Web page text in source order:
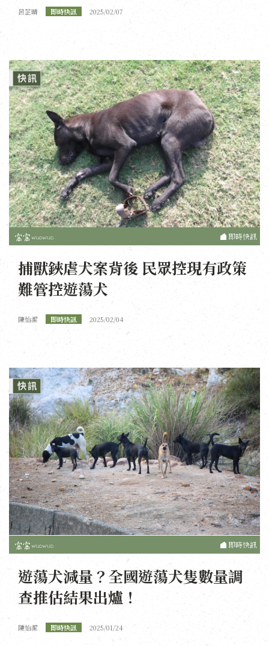
呂芷晴 即時快訊 2025/02/07
即時快訊
捕獸鋏虐犬案背後 民眾控現有政策
難管控遊蕩犬
陳怡潔 即時快訊 2025/02/04
即時快訊
遊蕩犬減量？全國遊蕩犬隻數量調
查推估結果出爐！
陳怡潔 即時快訊 2025/01/24